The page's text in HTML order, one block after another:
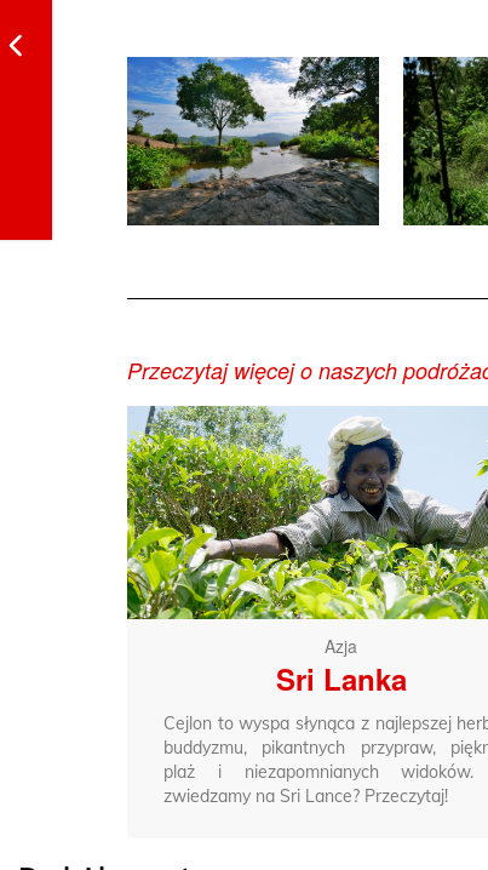
Przeczytaj więcej o naszych
Azja
Sri Lanka
Cejlon to wyspa słynąca z najlepszej
buddyzmu, pikantnych przypraw,
plaż i niezapomnianych
zwiedzamy na Sri Lance? Przeczytaj!